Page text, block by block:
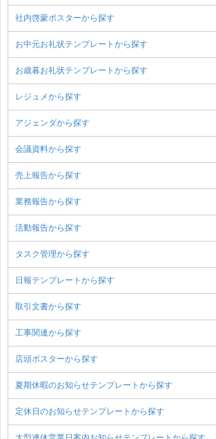
社内啓蒙ポスターから探す
お中元お礼状テンプレートから探す
お歳暮お礼状テンプレートから探す
レジュメから探す
アジェンダから探す
会議資料から探す
売上報告から探す
業務報告から探す
活動報告から探す
タスク管理から探す
日報テンプレートから探す
取引文書から探す
工事関連から探す
店頭ポスターから探す
夏期休暇のお知らせテンプレートから探す
定休日のお知らせテンプレートから探す